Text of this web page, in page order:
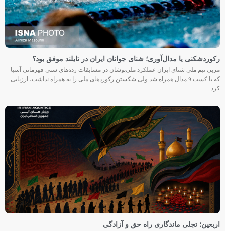
رکوردشکنی یا مدال‌آوری؛ شنای جوانان ایران در تایلند موفق بود؟
مربی تیم ملی شنای ایران عملکرد ملی‌پوشان در مسابقات رده‌های سنی قهرمانی آسیا
که با کسب ۹ مدال همراه شد ولی شکستن رکوردهای ملی را به همراه نداشت، ارزیابی
کرد.
اربعین؛ تجلی ماندگاری راه حق و آزادگی